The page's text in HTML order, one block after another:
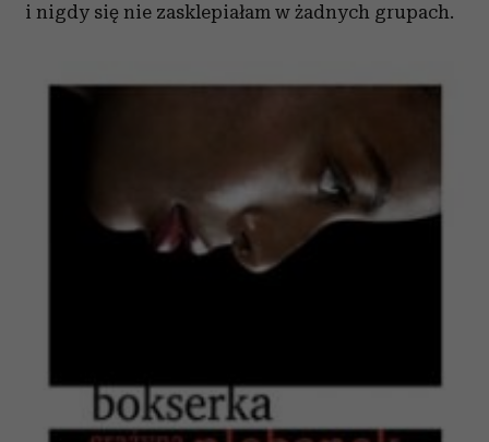
i nigdy się nie zasklepiałam w żadnych grupach.